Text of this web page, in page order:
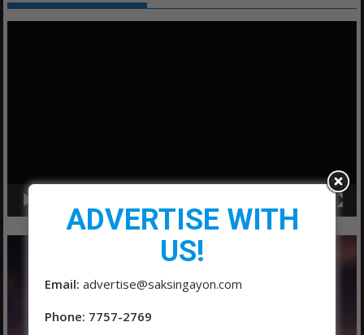
ADVERTISE WITH
US!
Email: advertise@saksingayon.com
Phone: 7757-2769